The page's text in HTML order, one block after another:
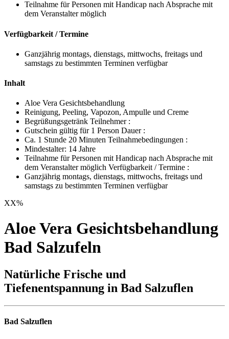
Teilnahme für Personen mit Handicap nach Absprache mit
dem Veranstalter möglich
Verfügbarkeit / Termine
Ganzjährig montags, dienstags, mittwochs, freitags und
samstags zu bestimmten Terminen verfügbar
Inhalt
Aloe Vera Gesichtsbehandlung
Reinigung, Peeling, Vapozon, Ampulle und Creme
Begrüßungsgetränk Teilnehmer :
Gutschein gültig für 1 Person Dauer :
Ca. 1 Stunde 20 Minuten Teilnahmebedingungen :
Mindestalter: 14 Jahre
Teilnahme für Personen mit Handicap nach Absprache mit
dem Veranstalter möglich Verfügbarkeit / Termine :
Ganzjährig montags, dienstags, mittwochs, freitags und
samstags zu bestimmten Terminen verfügbar
XX%
Aloe Vera Gesichtsbehandlung
Bad Salzufeln
Natürliche Frische und
Tiefenentspannung in Bad Salzuflen
Bad Salzuflen